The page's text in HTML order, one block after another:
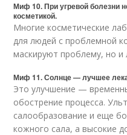
Миф 10. При угревой болезни
косметикой.
Многие косметические
для людей с проблемной
маскируют проблему, но и
Миф 11. Солнце — лучшее
Это улучшение —
обострение процесса.
салообразование и еще
кожного сала, а высокие